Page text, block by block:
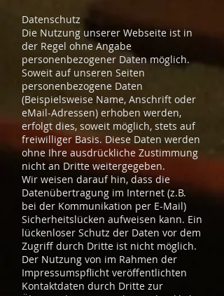
Datenschutz
Die Nutzung unserer Webseite ist in
der Regel ohne Angabe
personenbezogener Daten möglich.
Soweit auf unseren Seiten
personenbezogene Daten
(Beispielsweise Name, Anschrift oder
eMail-Adressen) erhoben werden,
erfolgt dies, soweit möglich, stets auf
freiwilliger Basis. Diese Daten werden
ohne Ihre ausdrückliche Zustimmung
nicht an Dritte weitergegeben.
Wir weisen darauf hin, dass die
Datenübertragung im Internet (z.B.
bei der Kommunikation per E-Mail)
Sicherheitslücken aufweisen kann. Ein
lückenloser Schutz der Daten vor dem
Zugriff durch Dritte ist nicht möglich.
Der Nutzung von im Rahmen der
Impressumspflicht veröffentlichten
Kontaktdaten durch Dritte zur